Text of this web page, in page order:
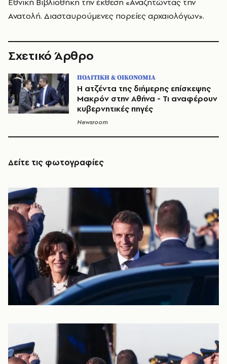
Ανατολή. Διασταυρούμενες πορείες αρχαιολόγων».
Σχετικό Άρθρο
ΠΟΛΙΤΙΚΗ & ΟΙΚΟΝΟΜΙΑ
Η ατζέντα της διήμερης επίσκεψης
Μακρόν στην Αθήνα - Τι αναφέρουν
κυβερνητικές πηγές
Newsroom
Δείτε τις φωτογραφίες